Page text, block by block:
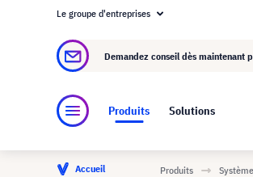
À propos de visunext.fr
Le groupe d'entreprises
Demandez conseil dès maintenant
Produits Solutions
Accueil Produits